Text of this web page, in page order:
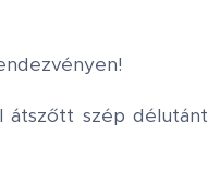
átszőtt szép délutánt